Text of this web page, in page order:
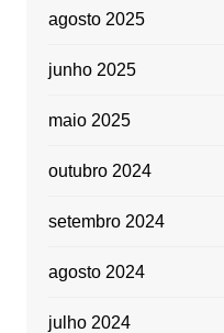
agosto 2025
junho 2025
maio 2025
outubro 2024
setembro 2024
agosto 2024
julho 2024